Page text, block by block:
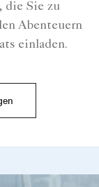
die Sie zu
Abenteuern
einladen.